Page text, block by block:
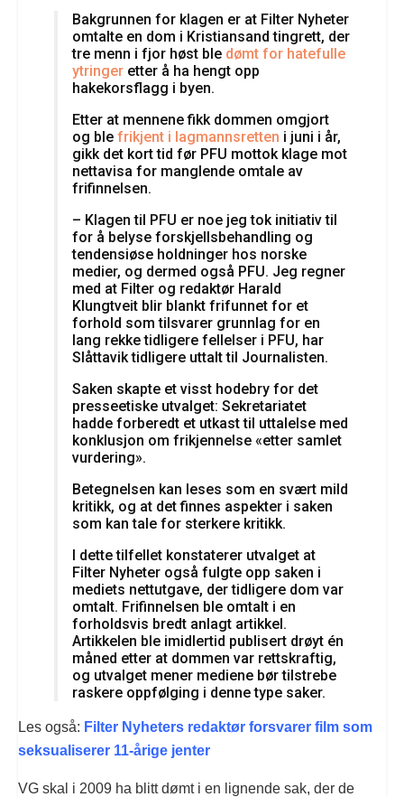
Bakgrunnen for klagen er at Filter Nyheter
omtalte en dom i Kristiansand tingrett, der
tre menn i fjor høst ble dømt for hatefulle
ytringer etter å ha hengt opp
hakekorsflagg i byen.
Etter at mennene fikk dommen omgjort
og ble frikjent i lagmannsretten i juni i år,
gikk det kort tid før PFU mottok klage mot
nettavisa for manglende omtale av
frifinnelsen.
– Klagen til PFU er noe jeg tok initiativ til
for å belyse forskjellsbehandling og
tendensiøse holdninger hos norske
medier, og dermed også PFU. Jeg regner
med at Filter og redaktør Harald
Klungtveit blir blankt frifunnet for et
forhold som tilsvarer grunnlag for en
lang rekke tidligere fellelser i PFU, har
Slåttavik tidligere uttalt til Journalisten.
Saken skapte et visst hodebry for det
presseetiske utvalget: Sekretariatet
hadde forberedt et utkast til uttalelse med
konklusjon om frikjennelse «etter samlet
vurdering».
Betegnelsen kan leses som en svært mild
kritikk, og at det finnes aspekter i saken
som kan tale for sterkere kritikk.
I dette tilfellet konstaterer utvalget at
Filter Nyheter også fulgte opp saken i
mediets nettutgave, der tidligere dom var
omtalt. Frifinnelsen ble omtalt i en
forholdsvis bredt anlagt artikkel.
Artikkelen ble imidlertid publisert drøyt én
måned etter at dommen var rettskraftig,
og utvalget mener mediene bør tilstrebe
raskere oppfølging i denne type saker.
Les også: Filter Nyheters redaktør forsvarer film som
seksualiserer 11-årige jenter
VG skal i 2009 ha blitt dømt i en lignende sak, der de